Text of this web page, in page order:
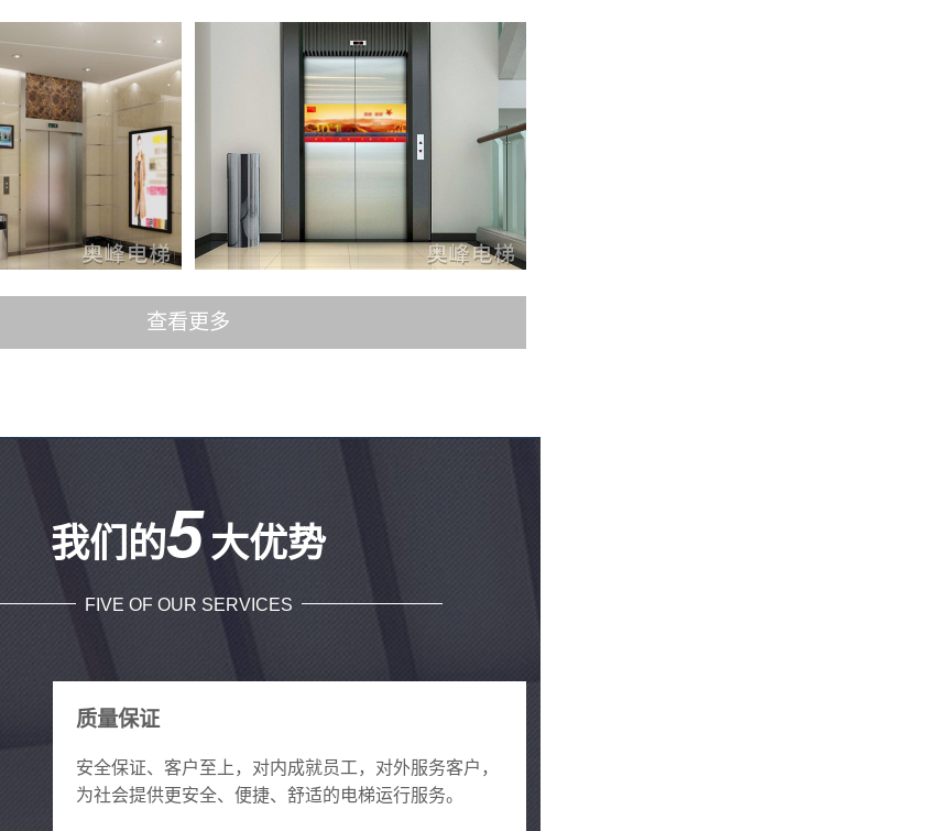
查看更多
我们的5大优势
FIVE OF OUR SERVICES
质量保证
安全保证、客户至上，对内成就员工，对外服务客户，
为社会提供更安全、便捷、舒适的电梯运行服务。